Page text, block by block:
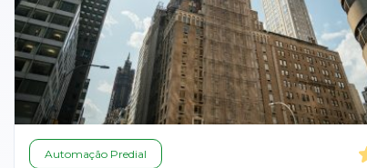
Automação Predial